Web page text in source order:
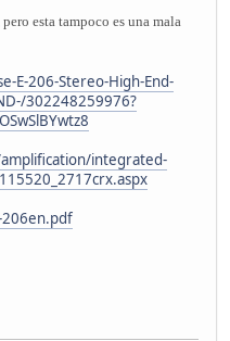
esta tampoco es una mala
E-206-Stereo-High-End-
302248259976?
integrated-